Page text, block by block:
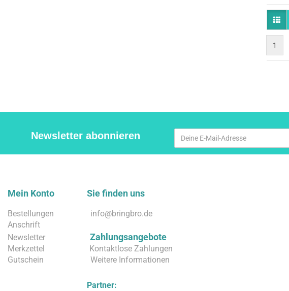
1
Newsletter abonnieren
Mein Konto Sie finden uns
Bestellungen info@bringbro.de
Anschrift
Newsletter
Zahlungsangebote
Merkzettel
Kontaktlose Zahlungen
Gutschein
Weitere Informationen
Partner: